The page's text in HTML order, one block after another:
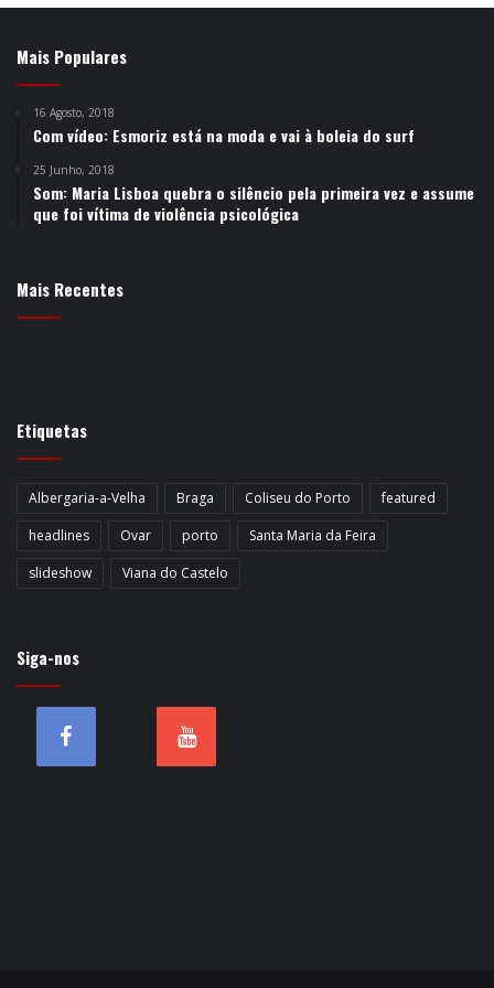
Mais Populares
16 Agosto, 2018
Com vídeo: Esmoriz está na moda e vai à boleia do surf
25 Junho, 2018
Som: Maria Lisboa quebra o silêncio pela primeira vez e assume
que foi vítima de violência psicológica
Mais Recentes
Etiquetas
Albergaria-a-Velha Braga Coliseu do Porto
featured
headlines
Ovar porto
Santa Maria da Feira
slideshow
Viana do Castelo
Siga-nos